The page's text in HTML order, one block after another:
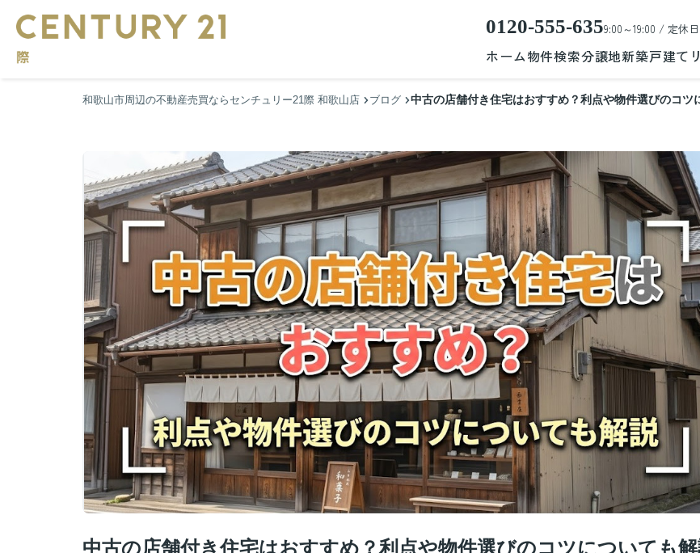
0120-555-6359:00～19:00 / 定休
ホーム物件検索分譲地新築戸建て
和歌山市周辺の不動産売買ならセンチュリー21際 和歌山店 ブログ 中古の店舗付き住宅はおすすめ？利点や物件選びのコツ
中古の店舗付き住宅はおすすめ？利点や物件選びのコツについても